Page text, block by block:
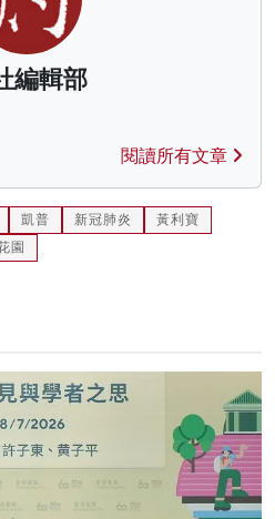
編輯部
閱讀所有文章
凱普 新冠肺炎
黃利寶
園